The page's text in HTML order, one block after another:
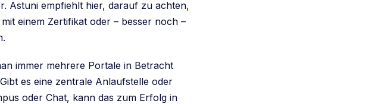
Astuni empfiehlt hier, darauf zu achten,
einem Zertifikat oder – besser noch –
immer mehrere Portale in Betracht
es eine zentrale Anlaufstelle oder
oder Chat, kann das zum Erfolg in